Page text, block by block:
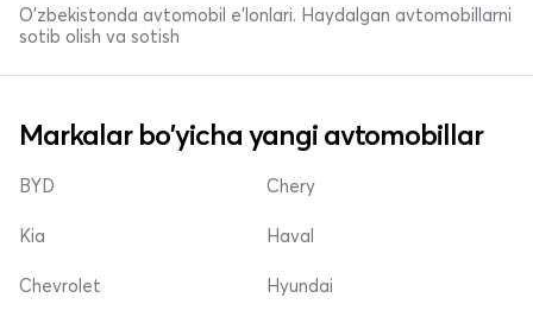
O'zbekistonda avtomobil e’lonlari. Haydalgan avtomobillarni
sotib olish va sotish
Markalar bo'yicha yangi avtomobillar
BYD
Kia
Chevrolet
Chery
Haval
Hyundai